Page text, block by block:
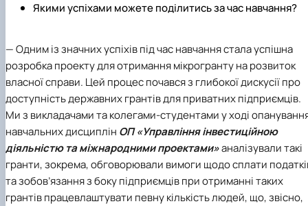
Якими успіхами можете поділитись за час навчання?
— Одним із значних успіхів під час навчання стала успішна
розробка проекту для отримання мікрогранту на розвиток
власної справи. Цей процес почався з глибокої дискусії про
доступність державних грантів для приватних підприємців.
Ми з викладачами та колегами-студентами у ході
навчальних дисциплін ОП «Управління інвестиційною
діяльністю та міжнародними проектами»аналізували такі
гранти, зокрема, обговорювали вимоги щодо сплати
та зобов’язання з боку підприємців при отриманні таких
грантів працевлаштувати певну кількість людей, що, звісно,